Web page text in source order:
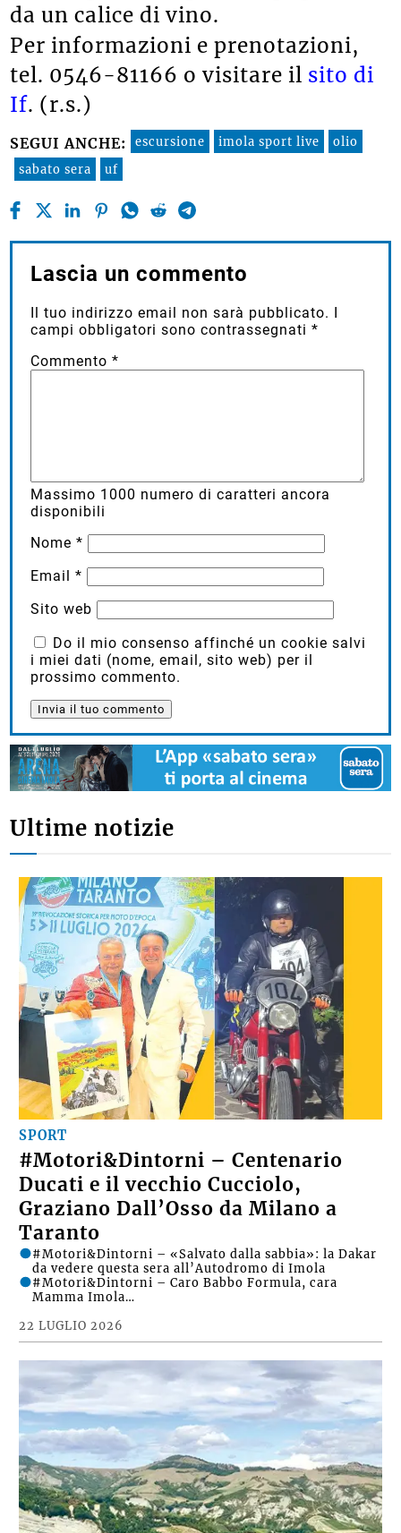
da un calice di vino.
Per informazioni e prenotazioni,
tel. 0546-81166 o visitare il sito di
If. (r.s.)
SEGUI ANCHE: escursione imola sport live
olio
sabato sera
uf
Lascia un commento
Il tuo indirizzo email non sarà pubblicato. I
campi obbligatori sono contrassegnati*
Commento*
Massimo 1000 numero di caratteri ancora
disponibili
Nome*
Email*
Sito web
Do il mio consenso affinché un cookie salvi
i miei dati (nome, email, sito web) per il
prossimo commento.
Ultime notizie
SPORT
#Motori&Dintorni – Centenario
Ducati e il vecchio Cucciolo,
Graziano Dall’Osso da Milano a
Taranto
22 LUGLIO 2026
#Motori&Dintorni – «Salvato dalla sabbia»: la Dakar
da vedere questa sera all’Autodromo di Imola
#Motori&Dintorni – Caro Babbo Formula, cara
Mamma Imola…